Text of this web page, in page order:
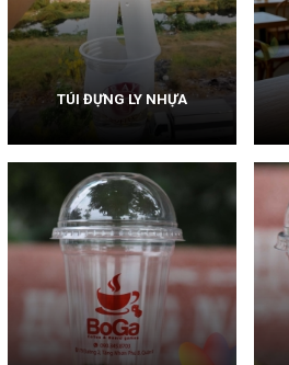
TÚI ĐỰNG LY NHỰA